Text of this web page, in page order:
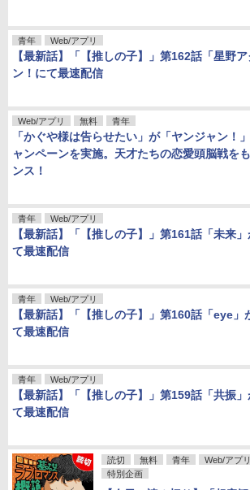
青年 Web/アプリ
【最新話】「【推しの子】」第162話「星野
ン！にて最速配信
Web/アプリ 無料 青年
「かぐや様は告らせたい」が「ヤンジャン！
ャンペーンを実施。天才たちの恋愛頭脳戦を
ンス！
青年 Web/アプリ
【最新話】「【推しの子】」第161話「未来
て最速配信
青年 Web/アプリ
【最新話】「【推しの子】」第160話「eye」
て最速配信
青年 Web/アプリ
【最新話】「【推しの子】」第159話「共振
て最速配信
読切 無料 青年
Web/アプリ
特別企画